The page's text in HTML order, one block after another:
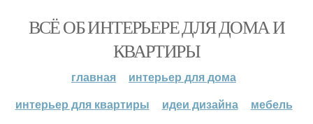
ВСЁ ОБ ИНТЕРЬЕРЕ ДЛЯ ДОМА И
КВАРТИРЫ
главная
интерьер для дома
интерьер для квартиры
идеи дизайна мебель